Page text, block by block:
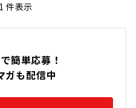
簡単応募！
ガも配信中
件表示